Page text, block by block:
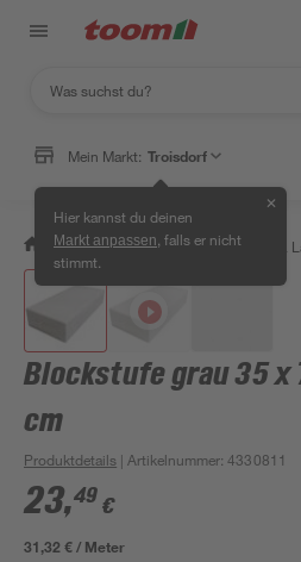
Mein Markt: Troisdorf
Hier kannst du deinen
Markt anpassen , falls er nicht
stimmt.
✕
/ Garten & Freizeit / Gartenbau &
Blockstufe grau 35 x
cm
Produktdetails | Artikelnummer:4330811
23,49 €
31,32 € / Meter